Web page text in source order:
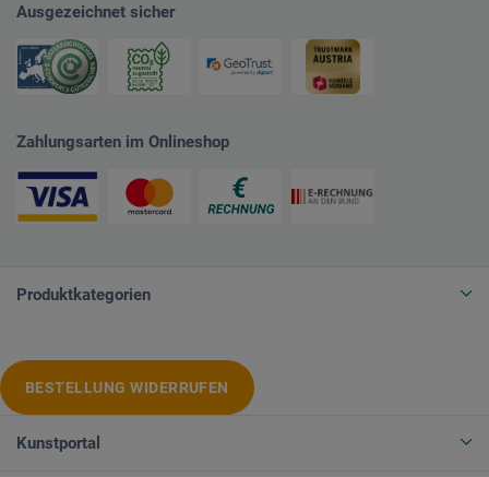
Ausgezeichnet sicher
Zahlungsarten im Onlineshop
Produktkategorien
BESTELLUNG WIDERRUFEN
Kunstportal